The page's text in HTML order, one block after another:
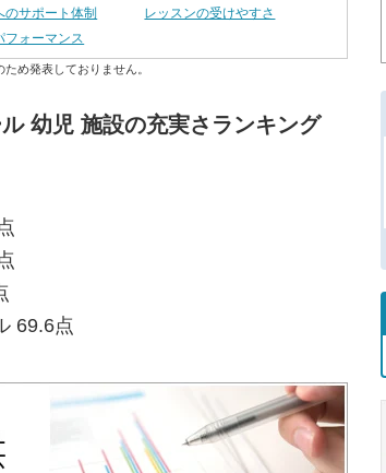
のサポート体制
レッスンの受けやすさ
フォーマンス
め発表しておりません。
幼児 施設の充実さランキング
69.6点